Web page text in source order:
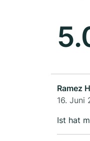
Ramez
16. Juni
Ist hat